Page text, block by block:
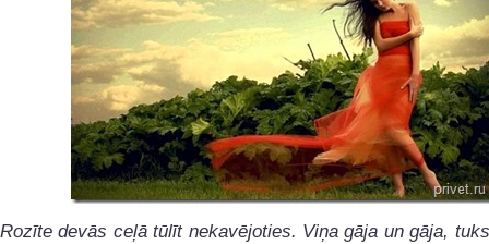
Rozīte devās ceļā tūlīt nekavējoties. Viņa gāja un gāja,